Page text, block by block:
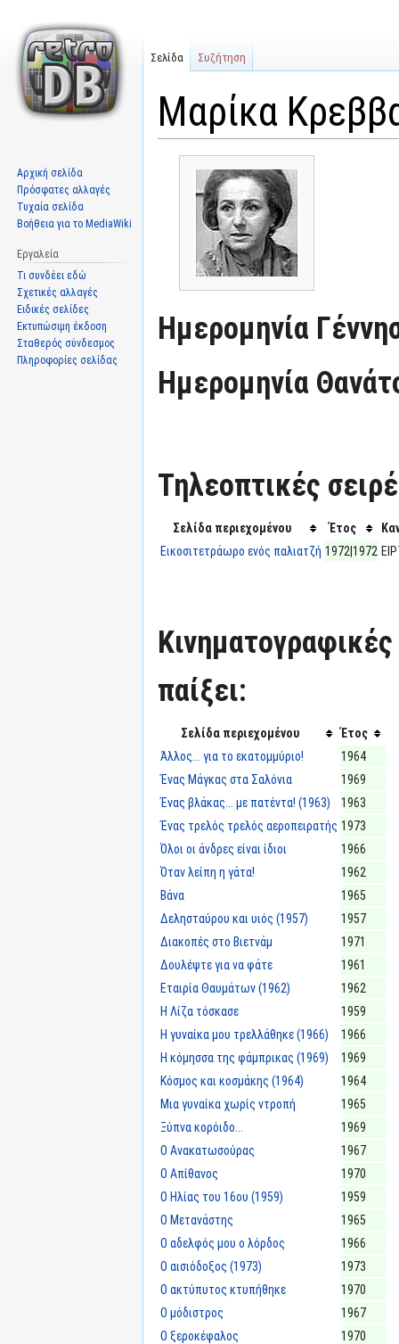
Μαρίκα
πλοήγηση
αναζήτηση
Ημερομηνία
Ημερομηνία
Τηλεοπτικές
Σελίδα περιεχομένου Έτος
Εικοσιτετράωρο ενός παλιατζή 1972|1972
Κινηματογραφικές
παίξει:
Σελίδα περιεχομένου
Έτος
Άλλος... για το εκατομμύριο!
1964
Ένας Μάγκας στα Σαλόνια
1969
Ένας βλάκας... με πατέντα! (1963)
1963
Ένας τρελός τρελός αεροπειρατής 1973
Όλοι οι άνδρες είναι ίδιοι
1966
Όταν λείπη η γάτα!
1962
Βάνα
1965
Δελησταύρου και υιός (1957)
1957
Διακοπές στο Βιετνάμ
1971
Δουλέψτε για να φάτε
1961
Εταιρία Θαυμάτων (1962)
1962
Η Λίζα τόσκασε
1959
Η γυναίκα μου τρελλάθηκε (1966)
1966
Η κόμησσα της φάμπρικας (1969)
1969
Κόσμος και κοσμάκης (1964)
1964
Μια γυναίκα χωρίς ντροπή
1965
Ξύπνα κορόιδο...
1969
Ο Ανακατωσούρας
1967
Ο Απίθανος
1970
Ο Ηλίας του 16ου (1959)
1959
Ο Μετανάστης
1965
Ο αδελφός μου ο λόρδος
1966
Ο αισιόδοξος (1973)
1973
Ο ακτύπυτος κτυπήθηκε
1970
Ο μόδιστρος
1967
Ο ξεροκέφαλος
1970
Σελίδα Συζήτηση
Αρχική σελίδα
Πρόσφατες αλλαγές
Τυχαία σελίδα
Βοήθεια για το MediaWiki
Εργαλεία
Τι συνδέει εδώ
Σχετικές αλλαγές
Ειδικές σελίδες
Εκτυπώσιμη έκδοση
Σταθερός σύνδεσμος
Πληροφορίες σελίδας